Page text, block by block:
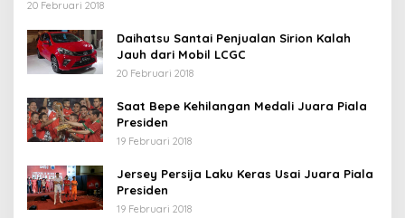
20 Februari 2018
Daihatsu Santai Penjualan Sirion Kalah
Jauh dari Mobil LCGC
20 Februari 2018
Saat Bepe Kehilangan Medali Juara Piala
Presiden
19 Februari 2018
Jersey Persija Laku Keras Usai Juara Piala
Presiden
19 Februari 2018